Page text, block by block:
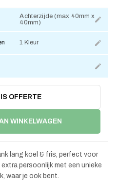
Achterzijde (max 40mm x
40mm)
1 Kleur
OFFERTE
WINKELWAGEN
lang koel & fris, perfect voor
persoonlijk met een unieke
waar je ook bent.